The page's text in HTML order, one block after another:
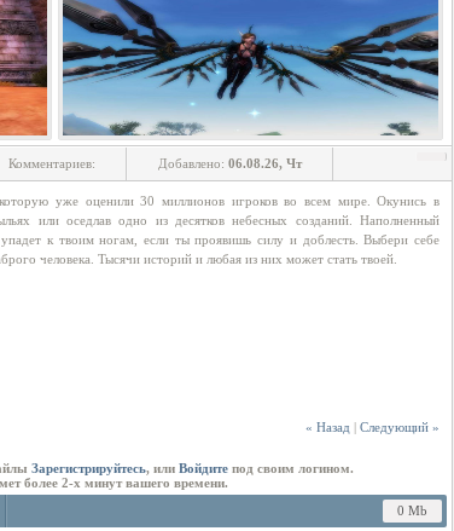
Комментариев: Добавлено: 06.08.26, Чт
уже оценили 30 миллионов игроков во всем мире. Окунись в
или оседлав одно из десятков небесных созданий. Наполненный
к твоим ногам, если ты проявишь силу и доблесть. Выбери себе
человека. Тысячи историй и любая из них может стать твоей.
« Назад | Следующий »
Зарегистрируйтесь, или Войдите под своим логином.
более 2-х минут вашего времени.
0 Mb